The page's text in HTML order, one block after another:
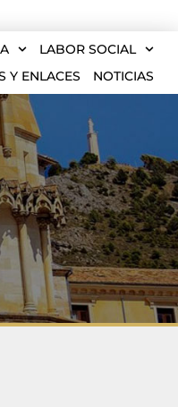
LABOR SOCIAL
Y ENLACES
NOTICIAS